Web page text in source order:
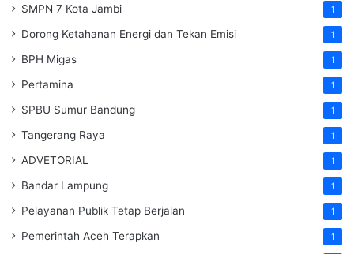
SMPN 7 Kota Jambi 1
Dorong Ketahanan Energi dan Tekan Emisi 1
BPH Migas 1
Pertamina 1
SPBU Sumur Bandung 1
Tangerang Raya 1
ADVETORIAL 1
Bandar Lampung 1
Pelayanan Publik Tetap Berjalan 1
Pemerintah Aceh Terapkan 1